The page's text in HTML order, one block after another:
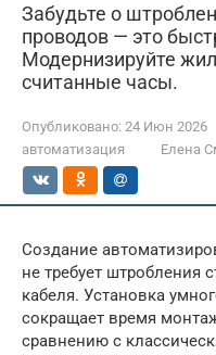
Забудьте о
проводов — это
Модернизируйте
считанные часы.
Опубликовано: 24 Июн 2026
автоматизация
Елена
Создание
не требует штробления
кабеля. Установка
сокращает время
сравнению с